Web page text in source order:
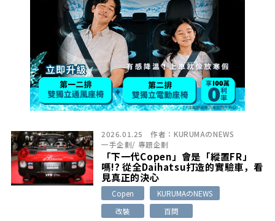
2026.01.25 作者： KURUMAのNEWS
一手企劃/ 專題企劃
「下一代Copen」會是「縱置FR」
嗎!? 從全Daihatsu打造的實驗車，看
見真正的決心
Copen
KURUMAのNEWS
改裝
百問